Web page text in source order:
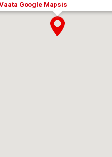
Vaata Google Mapsis